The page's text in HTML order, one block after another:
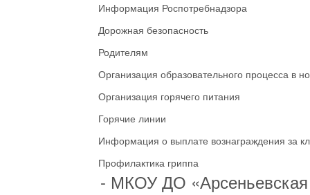
Информация Роспотребнадзора
Дорожная безопасность
Родителям
Организация образовательного процесса в
Организация горячего питания
Горячие линии
Информация о выплате вознаграждения за
Профилактика гриппа
- МКОУ ДО